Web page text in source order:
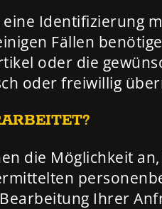
Identifizierung
Fällen
oder die
oder freiwillig
die Möglichkeit
Ihrer